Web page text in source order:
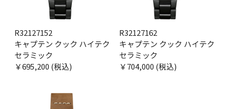
R32127152
キャプテン クック ハイテク
セラミック
￥695,200 (税込)
R32127162
キャプテン クック ハイテク
セラミック
￥704,000 (税込)